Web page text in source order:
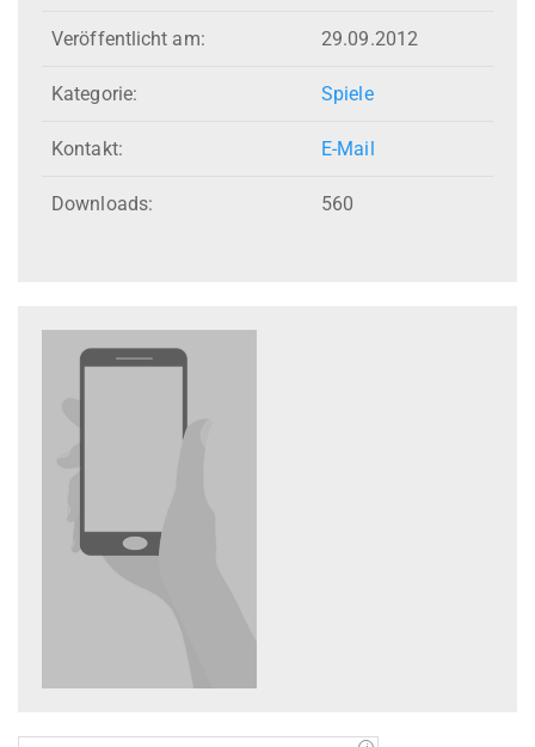
Veröffentlicht am: 29.09.2012
Kategorie: Spiele
Kontakt: E-Mail
Downloads: 560